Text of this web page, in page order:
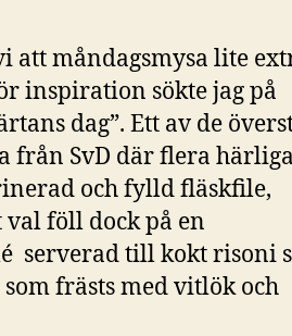
att måndagsmysa lite
inspiration sökte jag på
dag”. Ett av de
från SvD där flera härliga
och fylld fläskfile,
föll dock på en
serverad till kokt risoni
frästs med vitlök och